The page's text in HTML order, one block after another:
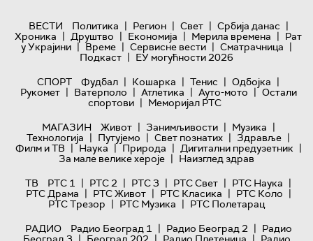
ВЕСТИ Политика | Регион | Свет | Србија данас |
Хроника | Друштво | Економија | Мерила времена | Рат
у Украјини | Време | Сервисне вести | Сматрачница |
Подкаст | ЕУ могућности 2026
СПОРТ
Фудбал | Кошарка | Тенис | Одбојка |
Рукомет | Ватерполо | Атлетика | Ауто-мото | Остали
спортови | Меморијал РТС
МАГАЗИН
Живот | Занимљивости | Музика |
Технологијa | Путујемо | Свет познатих | Здравље |
Филм и ТВ | Наука | Природа | Дигитални предузетник |
За мале велике хероје | Наизглед здрав
ТВ
РТС 1 | РТС 2 | РТС 3 | РТС Свет | РТС Наука |
РТС Драма | РТС Живот | РТС Класика | РТС Коло |
РТС Трезор | РТС Музика | РТС Полетарац
РАДИО
Радио Београд 1 | Радио Београд 2 | Радио